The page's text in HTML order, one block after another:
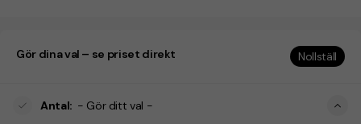
Gör dina val – se priset direkt Nollställ
Antal: - Gör ditt val -